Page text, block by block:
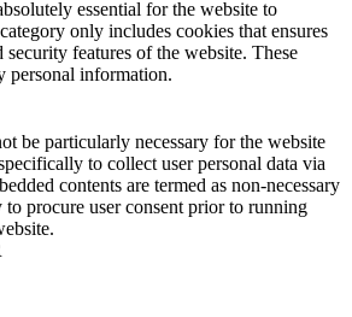
essential for the website to
only includes cookies that ensures
features of the website. These
personal information.
be particularly necessary for the website
to collect user personal data via
contents are termed as non-necessary
procure user consent prior to running